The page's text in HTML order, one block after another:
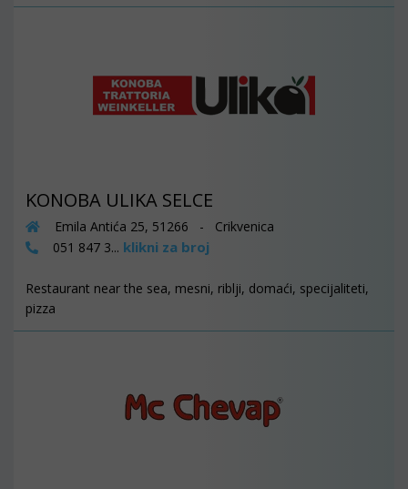
KONOBA ULIKA SELCE
Emila Antića 25, 51266 - Crikvenica
051 847 3... klikni za broj
Restaurant near the sea, mesni, riblji, domaći, specijaliteti,
pizza